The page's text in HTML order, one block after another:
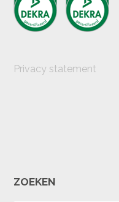
Privacy statement
ZOEKEN